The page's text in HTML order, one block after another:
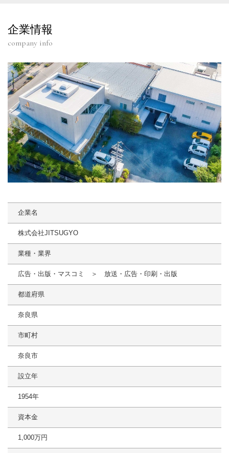
企業情報
company info
企業名
株式会社JITSUGYO
業種・業界
広告・出版・マスコミ ＞ 放送・広告・印刷・出版
都道府県
奈良県
市町村
奈良市
設立年
1954年
資本金
1,000万円